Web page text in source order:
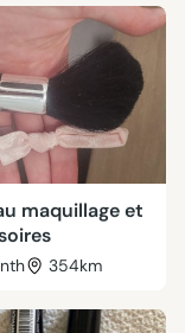
maquillage et
354km